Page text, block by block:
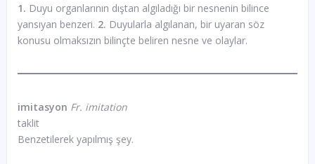
1. Duyu organlarının dıştan algıladığı bir nesnenin bilince
yansıyan benzeri. 2. Duyularla algılanan, bir uyaran söz
konusu olmaksızın bilinçte beliren nesne ve olaylar.
imitasyon Fr. imitation
taklit
Benzetilerek yapılmış şey.